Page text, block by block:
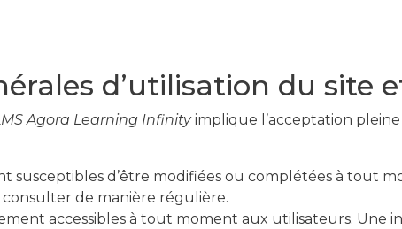
d’utilisation du site
Agora Learning Infinityimplique l’acceptation
susceptibles d’être modifiées ou complétées à tout
de manière régulière.
accessibles à tout moment aux utilisateurs.